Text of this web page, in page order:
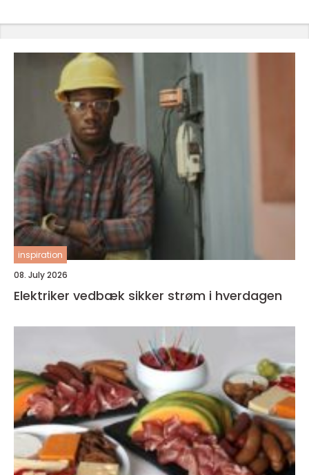
inspiration
08. July 2026
Elektriker vedbæk sikker strøm i hverdagen